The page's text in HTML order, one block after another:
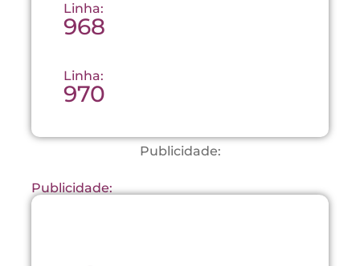
Linha:
968
Linha:
970
Publicidade:
Publicidade: